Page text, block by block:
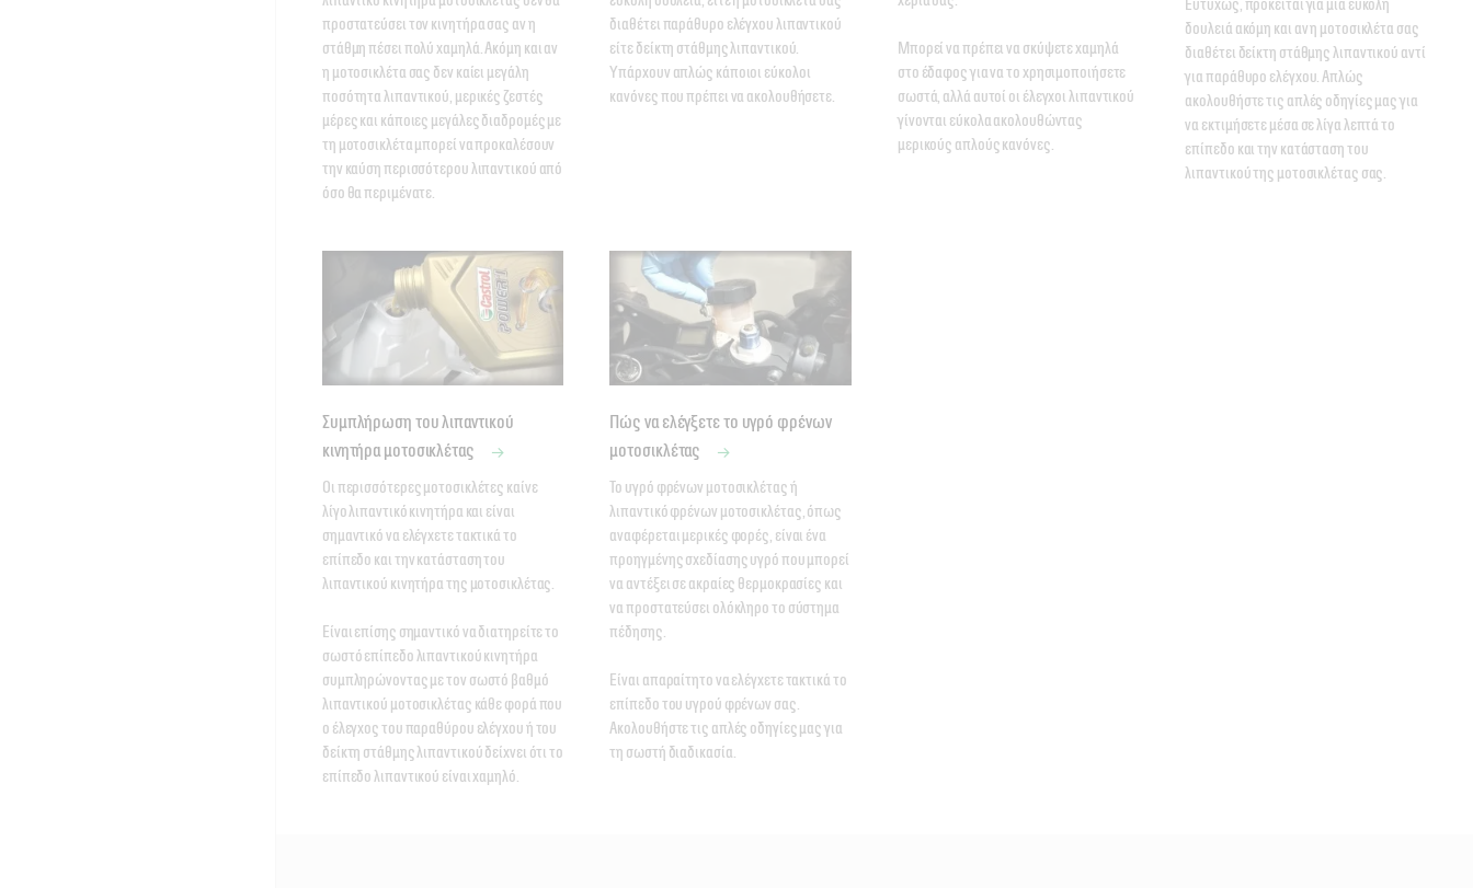
προστατεύσει τον κινητήρα σας αν η
στάθμη πέσει πολύ χαμηλά. Ακόμη και αν
η μοτοσικλέτα σας δεν καίει μεγάλη
ποσότητα λιπαντικού, μερικές ζεστές
μέρες και κάποιες μεγάλες διαδρομές με
τη μοτοσικλέτα μπορεί να προκαλέσουν
την καύση περισσότερου λιπαντικού από
όσο θα περιμένατε.
διαθέτει παράθυρο ελέγχου λιπαντικού
είτε δείκτη στάθμης λιπαντικού.
Υπάρχουν απλώς κάποιοι εύκολοι
κανόνες που πρέπει να ακολουθήσετε.
Μπορεί να πρέπει να σκύψετε χαμηλά
στο έδαφος για να το χρησιμοποιήσετε
σωστά, αλλά αυτοί οι έλεγχοι λιπαντικού
γίνονται εύκολα ακολουθώντας
μερικούς απλούς κανόνες.
Ευτυχώς, πρόκειται για μια εύκολη
δουλειά ακόμη και αν η μοτοσικλέτα σας
διαθέτει δείκτη στάθμης λιπαντικού αντί
για παράθυρο ελέγχου. Απλώς
ακολουθήστε τις απλές οδηγίες μας για
να εκτιμήσετε μέσα σε λίγα λεπτά το
επίπεδο και την κατάσταση του
λιπαντικού της μοτοσικλέτας σας.
Συμπλήρωση του λιπαντικού
κινητήρα μοτοσικλέτας
Οι περισσότερες μοτοσικλέτες καίνε
λίγο λιπαντικό κινητήρα και είναι
σημαντικό να ελέγχετε τακτικά το
επίπεδο και την κατάσταση του
λιπαντικού κινητήρα της μοτοσικλέτας.
Είναι επίσης σημαντικό να διατηρείτε το
σωστό επίπεδο λιπαντικού κινητήρα
συμπληρώνοντας με τον σωστό βαθμό
λιπαντικού μοτοσικλέτας κάθε φορά που
ο έλεγχος του παραθύρου ελέγχου ή του
δείκτη στάθμης λιπαντικού δείχνει ότι το
επίπεδο λιπαντικού είναι χαμηλό.
Πώς να ελέγξετε το υγρό φρένων
μοτοσικλέτας
Το υγρό φρένων μοτοσικλέτας ή
λιπαντικό φρένων μοτοσικλέτας, όπως
αναφέρεται μερικές φορές, είναι ένα
προηγμένης σχεδίασης υγρό που μπορεί
να αντέξει σε ακραίες θερμοκρασίες και
να προστατεύσει ολόκληρο το σύστημα
πέδησης.
Είναι απαραίτητο να ελέγχετε τακτικά το
επίπεδο του υγρού φρένων σας.
Ακολουθήστε τις απλές οδηγίες μας για
τη σωστή διαδικασία.